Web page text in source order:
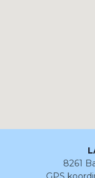
8261